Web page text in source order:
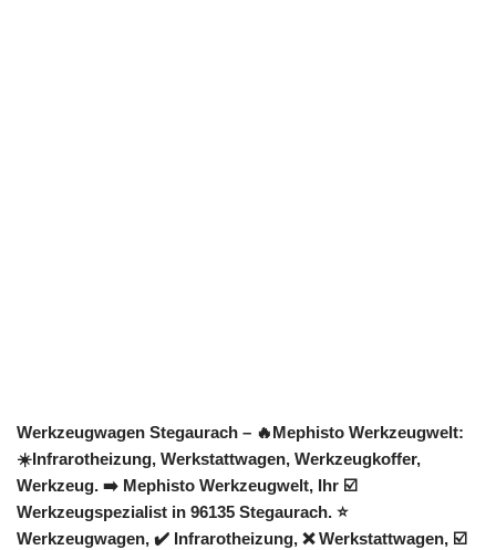
Werkzeugwagen Stegaurach – 🔥Mephisto Werkzeugwelt:
☀️Infrarotheizung, Werkstattwagen, Werkzeugkoffer,
Werkzeug. ➡️ Mephisto Werkzeugwelt, Ihr ☑️
Werkzeugspezialist in 96135 Stegaurach. ⭐
Werkzeugwagen, ✔️ Infrarotheizung, ❌ Werkstattwagen, ☑️